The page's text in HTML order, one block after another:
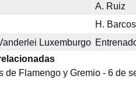
A. Ruiz
H. Barcos
Luxemburgo
de Flamengo y Gremio - 6 de